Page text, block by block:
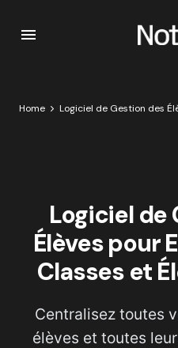
Home Logiciel de Gestion des
Logiciel de
Élèves pour
Classes et
Centralisez toutes
élèves et toutes